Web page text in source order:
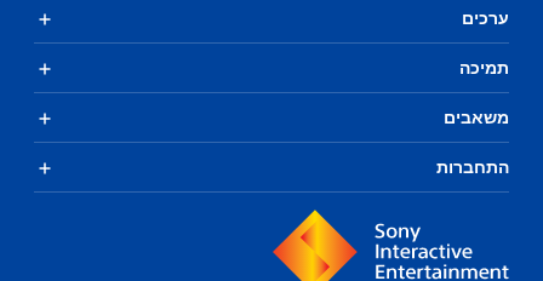
ערכים
תמיכה
משאבים
התחברות